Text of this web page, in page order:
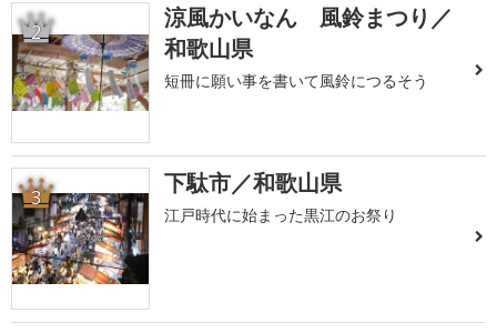
2
涼風かいなん 風鈴まつり／
和歌山県
短冊に願い事を書いて風鈴につるそう
3 下駄市／和歌山県
江戸時代に始まった黒江のお祭り